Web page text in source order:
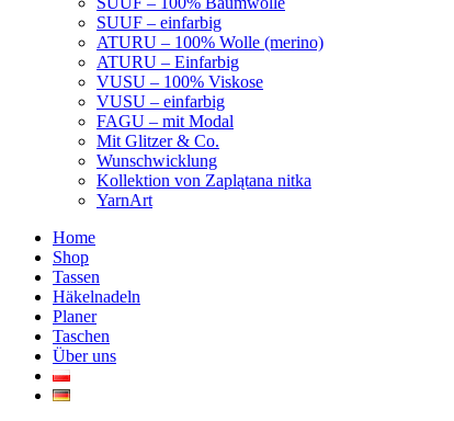
SUUF – einfarbig
ATURU – 100% Wolle (merino)
ATURU – Einfarbig
VUSU – 100% Viskose
VUSU – einfarbig
FAGU – mit Modal
Mit Glitzer & Co.
Wunschwicklung
Kollektion von Zaplątana nitka
YarnArt
Home
Shop
Tassen
Häkelnadeln
Planer
Taschen
Über uns